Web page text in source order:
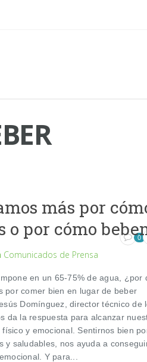
más por
o por cómo
Comunicados de Prensa
0
en un 65-75% de agua, ¿por
por comer bien en lugar de beber
Domínguez, director técnico de
da la respuesta para alcanzar
físico y emocional. Sentirnos bien
y saludables, nos ayuda a
Y para...